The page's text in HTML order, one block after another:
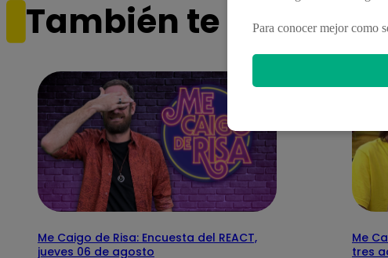
También te puede
Me Caigo de Risa: Encuesta del REACT,
jueves 06 de agosto
Me
tres
Para conocer mejor como